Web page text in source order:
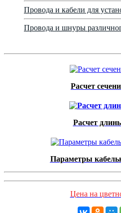
Провода и кабели для
Провода и шнуры
Расчет
Расчет
Параметры
Цена на